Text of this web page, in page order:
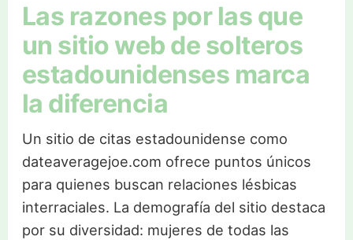
Las razones por las que
un sitio web de solteros
estadounidenses marca
la diferencia
Un sitio de citas estadounidense como
dateaveragejoe.com ofrece puntos únicos
para quienes buscan relaciones lésbicas
interraciales. La demografía del sitio destaca
por su diversidad: mujeres de todas las